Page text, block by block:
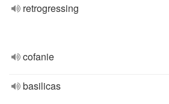
retrogressing
cofanie
basilicas